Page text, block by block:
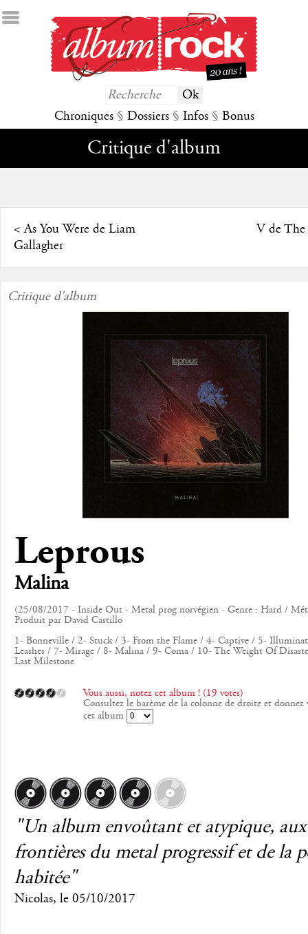
Chroniques § Dossiers § Infos § Bonus
Critique d'album
<As You Were de Liam
Gallagher
V de
Critique d'album
Leprous
Malina
(25/08/2017 - Inside Out - Metal prog norvégien - Genre : Hard /
Produit par David Castillo
1- Bonneville / 2- Stuck / 3- From the Flame / 4- Captive / 5-
Leashes / 7- Mirage / 8- Malina / 9- Coma / 10- The Weight Of
Last Milestone
Vous aussi, notez cet album ! (19 votes)
Consultez le barème de la colonne de droite et donnez
cet album
"Un album envoûtant et atypique, aux
frontières du metal progressif et de la
habitée"
Nicolas, le 05/10/2017